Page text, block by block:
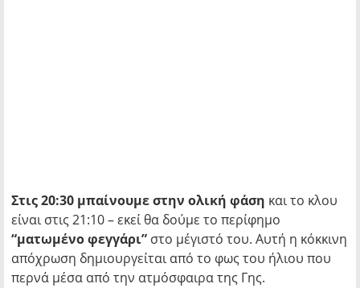
Στις 20:30 μπαίνουμε στην ολική φάση και το κλου
είναι στις 21:10 – εκεί θα δούμε το περίφημο
“ματωμένο φεγγάρι” στο μέγιστό του. Αυτή η κόκκινη
απόχρωση δημιουργείται από το φως του ήλιου που
περνά μέσα από την ατμόσφαιρα της Γης.